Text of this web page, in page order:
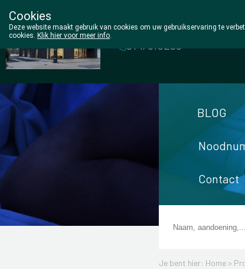
Wezel Pharma
014/810298
BLOG
Contact
Je bent hier: Home >
Cookies
Deze website maakt gebruik van cookies om uw gebruikservaring te
cookies. Klik hier voor meer info.